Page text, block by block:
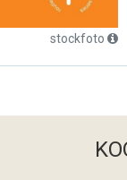
stockfoto